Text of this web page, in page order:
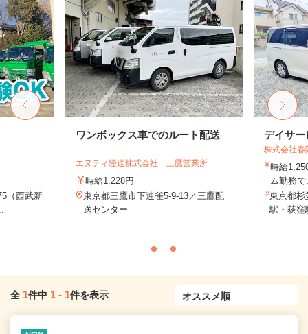
（西武新
ワンボックス車でのルート配送
エヌティ陸送株式会社 三鷹営業所
時給1,228円
東京都三鷹市下連雀5-9-13／三鷹配
送センター
デイサー
株式会社
時給
ム勤務
東京都杉
駅・荻窪
全 1件中 1 - 1件を表示